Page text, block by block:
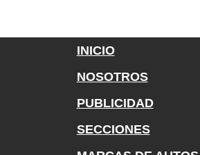
INICIO
NOSOTROS
PUBLICIDAD
SECCIONES